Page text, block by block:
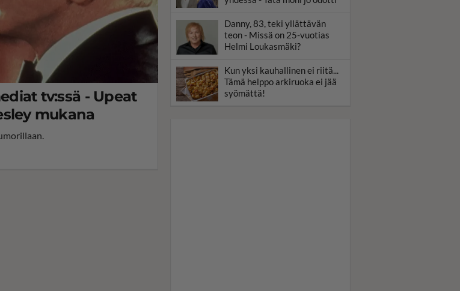
tv:ssä - Upeat
mukana
Danny, 83, teki yllättävän
teon - Missä on 25-vuotias
Helmi Loukasmäki?
Kun yksi kauhallinen ei riitä...
Tämä helppo arkiruoka ei jää
syömättä!